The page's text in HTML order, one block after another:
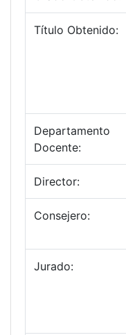
Título Obtenido:
Departamento
Docente:
Director:
Consejero:
Jurado: